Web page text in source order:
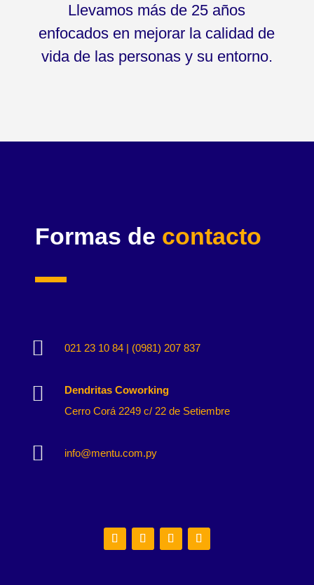
Llevamos más de 25 años
enfocados en mejorar la calidad de
vida de las personas y su entorno.
Formas de contacto
 021 23 10 84 | (0981) 207 837

Dendritas Coworking
Cerro Corá 2249 c/ 22 de Setiembre
 info@mentu.com.py